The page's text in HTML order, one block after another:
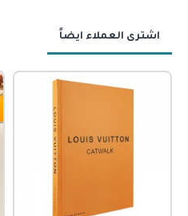
اشترى العملاء ايضاً